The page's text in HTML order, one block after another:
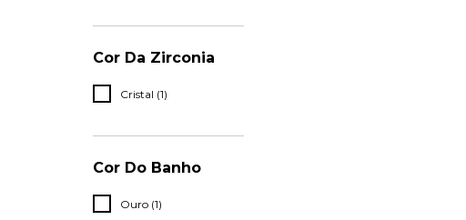
Cor Da Zirconia
Cristal (1)
Cor Do Banho
Ouro (1)